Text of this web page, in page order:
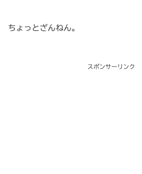
ちょっとざんねん。
スポンサーリンク